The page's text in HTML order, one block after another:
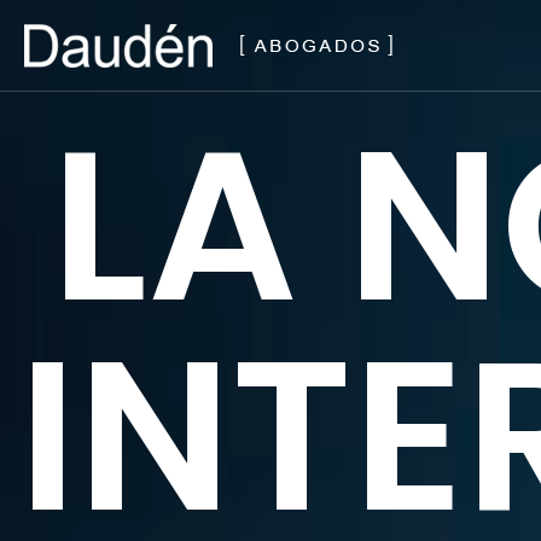
Pagina principale
Chi Siamo
I nostri servizi
Dove siamo
LA